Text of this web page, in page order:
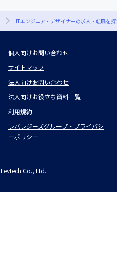
ITエンジニア・デザイナーの求人・転職を
個人向けお問い合わせ
サイトマップ
法人向けお問い合わせ
法人向けお役立ち資料一覧
利用規約
レバレジーズグループ・プライバシ
ーポリシー
Levtech Co., Ltd.